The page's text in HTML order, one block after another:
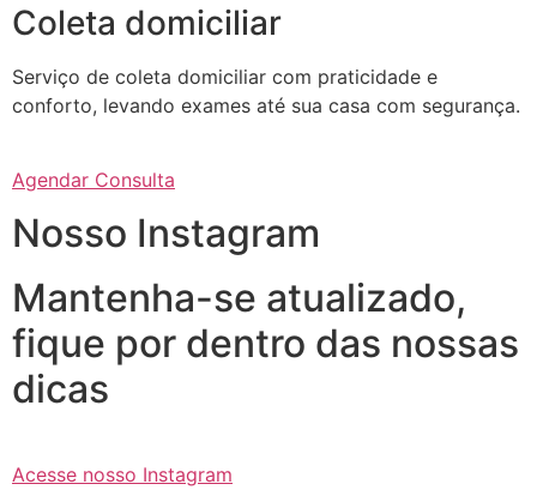
Coleta domiciliar
Serviço de coleta domiciliar com praticidade e
conforto, levando exames até sua casa com segurança.
Agendar Consulta
Nosso Instagram
Mantenha-se atualizado,
fique por dentro das nossas
dicas
Acesse nosso Instagram